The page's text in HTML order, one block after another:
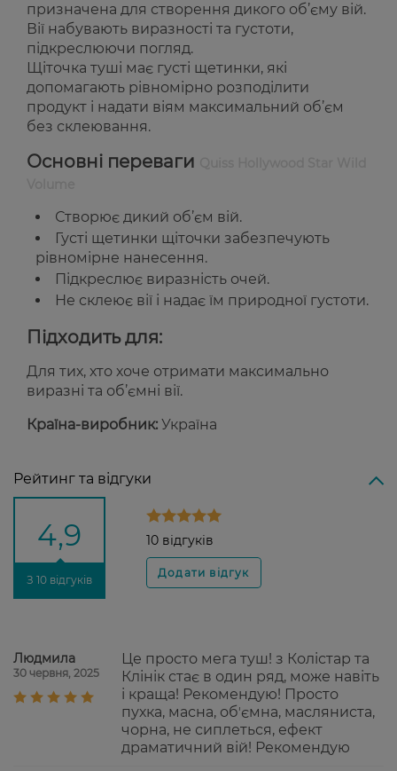
призначена для створення дикого об’єму вій.
Вії набувають виразності та густоти,
підкреслюючи погляд.
Щіточка туші має густі щетинки, які
допомагають рівномірно розподілити
продукт і надати віям максимальний об’єм
без склеювання.
Основні переваги
Створює дикий об’єм вій.
Густі щетинки щіточки забезпечують
рівномірне нанесення.
Підкреслює виразність очей.
Не склеює вії і надає їм природної густоти.
Підходить для:
Для тих, хто хоче отримати максимально
виразні та об’ємні вії.
Країна-виробник: Україна
Рейтинг та відгуки
4,9
З 10 відгуків
10 відгуків
Людмила
30 червня, 2025
Це просто мега туш! з Колістар та
Клінік стає в один ряд, може навіть
і краща! Рекомендую! Просто
пухка, масна, обʼємна, масляниста,
чорна, не сиплеться, ефект
драматичний вій! Рекомендую